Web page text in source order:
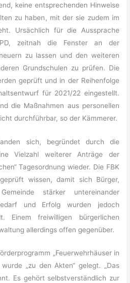
keine entsprechenden Hinweise
zu haben, mit der sie zudem im
Ursächlich für die Aussprache
zeitnah die Fenster an der
zu lassen und den weiteren
Grundschulen zu prüfen. Die
geprüft und in der Reihenfolge
für 2021/22 eingestellt.
die Maßnahmen aus personellen
durchführbar, so der Kämmerer.
sich, begründet durch die
Vielzahl weiterer Anträge der
Tagesordnung wieder. Die FBK
wissen, damit sich Bürger,
stärker untereinander
und Erfolg wurden jedoch
Einem freiwilligen bürgerlichen
allerdings offen gegenüber.
„Feuerwehrhäuser in
„zu den Akten“ gelegt. „Das
Es gehört selbstverständlich zur